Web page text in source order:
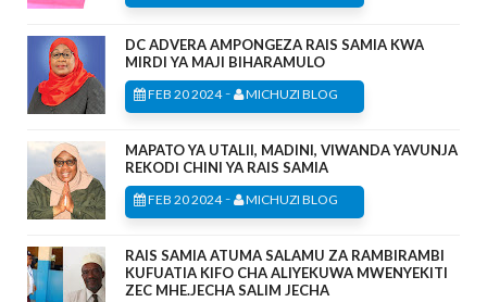
DC ADVERA AMPONGEZA RAIS SAMIA KWA
MIRDI YA MAJI BIHARAMULO
FEB 20 2024- MICHUZI BLOG
MAPATO YA UTALII, MADINI, VIWANDA YAVUNJA
REKODI CHINI YA RAIS SAMIA
FEB 20 2024- MICHUZI BLOG
RAIS SAMIA ATUMA SALAMU ZA RAMBIRAMBI
KUFUATIA KIFO CHA ALIYEKUWA MWENYEKITI
ZEC MHE.JECHA SALIM JECHA